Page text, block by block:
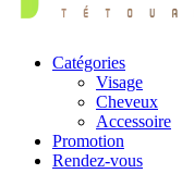
Catégories
Visage
Cheveux
Accessoire
Promotion
Rendez-vous